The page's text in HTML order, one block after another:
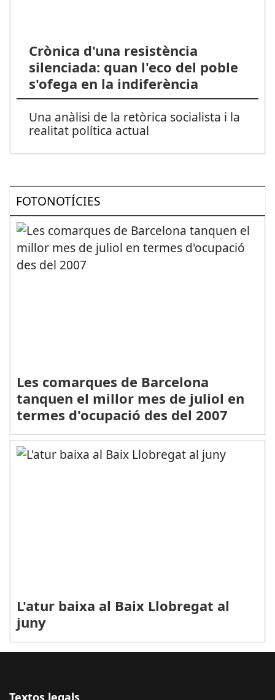
Crònica d'una resistència
silenciada: quan l'eco del poble
s'ofega en la indiferència
Una anàlisi de la retòrica socialista i la
realitat política actual
FOTONOTÍCIES
Les comarques de Barcelona
tanquen el millor mes de juliol en
termes d'ocupació des del 2007
L'atur baixa al Baix Llobregat al
juny
Textos legals